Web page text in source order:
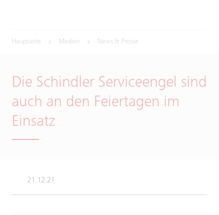
Hauptseite Medien News & Presse
Die Schindler Serviceengel sind
auch an den Feiertagen im
Einsatz
21.12.21